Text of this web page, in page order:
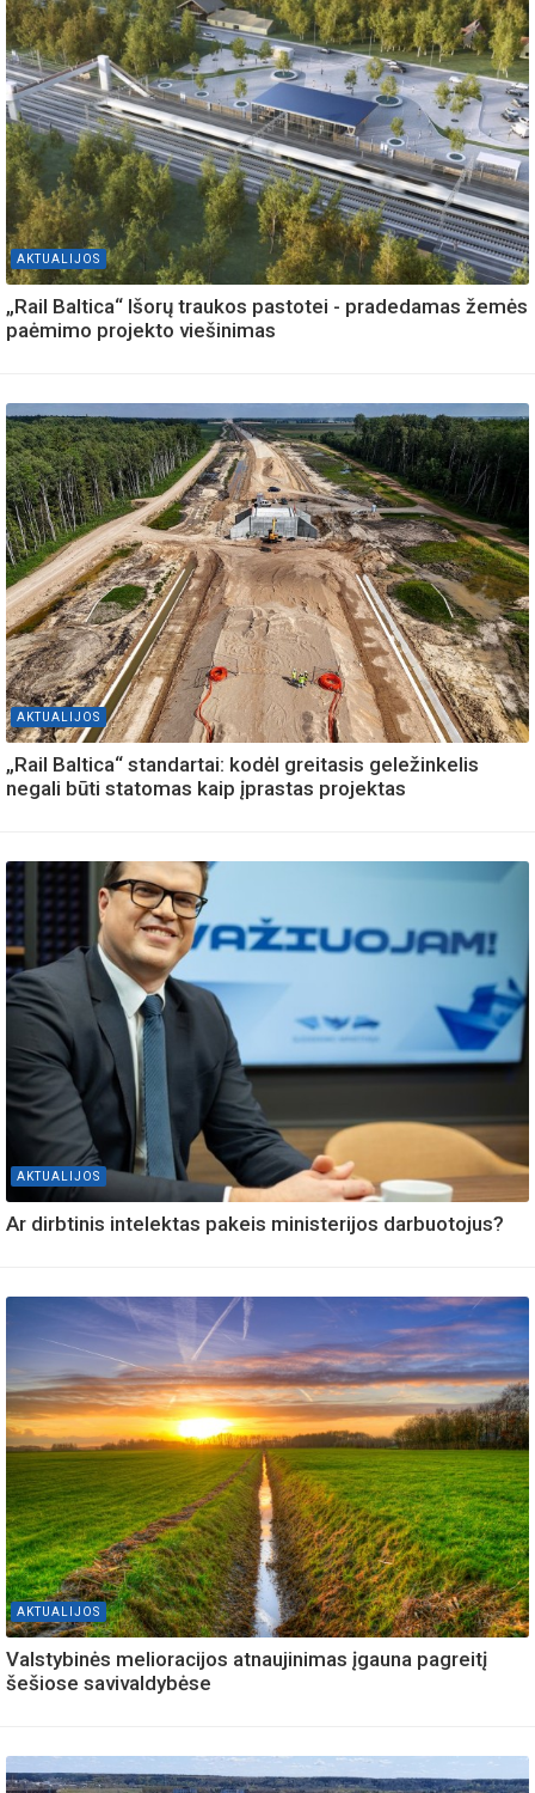
AKTUALIJOS
„Rail Baltica“ Išorų traukos pastotei - pradedamas žemės
paėmimo projekto viešinimas
AKTUALIJOS
„Rail Baltica“ standartai: kodėl greitasis geležinkelis
negali būti statomas kaip įprastas projektas
AKTUALIJOS
Ar dirbtinis intelektas pakeis ministerijos darbuotojus?
AKTUALIJOS
Valstybinės melioracijos atnaujinimas įgauna pagreitį
šešiose savivaldybėse